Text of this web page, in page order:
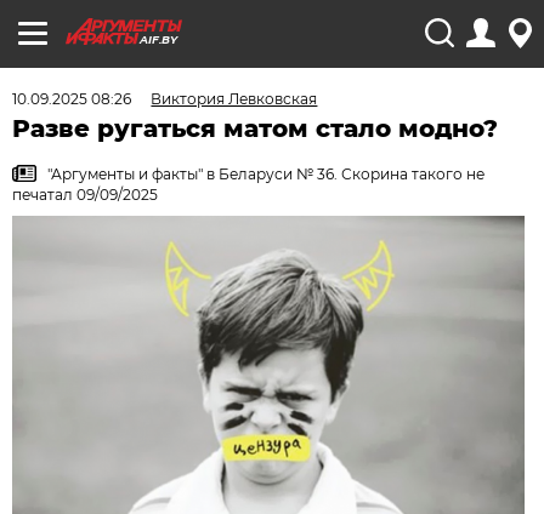
AIF.BY
10.09.2025 08:26 Виктория Левковская
Разве ругаться матом стало модно?
"Аргументы и факты" в Беларуси № 36. Скорина такого не
печатал 09/09/2025